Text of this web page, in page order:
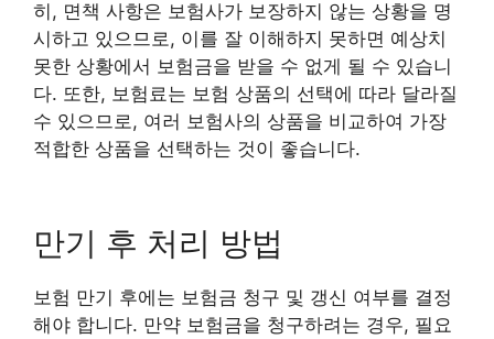
히, 면책 사항은 보험사가 보장하지 않는 상황을 명
시하고 있으므로, 이를 잘 이해하지 못하면 예상치
못한 상황에서 보험금을 받을 수 없게 될 수 있습니
다. 또한, 보험료는 보험 상품의 선택에 따라 달라질
수 있으므로, 여러 보험사의 상품을 비교하여 가장
적합한 상품을 선택하는 것이 좋습니다.
만기 후 처리 방법
보험 만기 후에는 보험금 청구 및 갱신 여부를 결정
해야 합니다. 만약 보험금을 청구하려는 경우, 필요